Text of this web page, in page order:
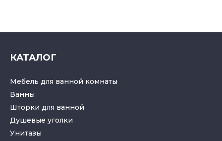
КАТАЛОГ
Мебель для ванной комнаты
Ванны
Шторки для ванной
Душевые уголки
Унитазы